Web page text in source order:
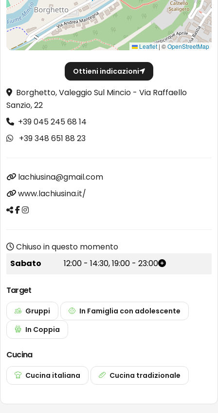
Leaflet | ©OpenStreetMap
Ottieni indicazioni
Borghetto, Valeggio Sul Mincio - Via Raffaello
Sanzio, 22
+39 045 245 68 14
+39 348 651 88 23
lachiusina@gmail.com
www.lachiusina.it/
Chiuso in questo momento
Sabato
12:00 - 14:30,19:00 - 23:00
Target
Gruppi
In Famiglia con adolescente
In Coppia
Cucina
Cucina italiana Cucina tradizionale